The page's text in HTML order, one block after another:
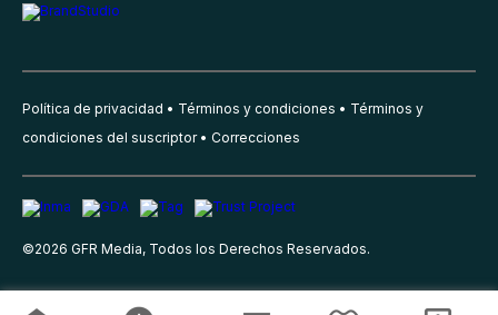
Política de privacidad Términos y condiciones
Términos y
condiciones del suscriptor
Correcciones
©2026 GFR Media, Todos los Derechos Reservados.